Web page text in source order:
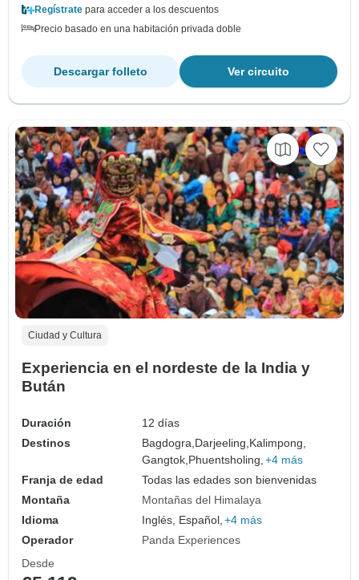
Regístrate para acceder a los descuentos
Precio basado en una habitación privada doble
Ver circuito
Descargar folleto
Ciudad y Cultura
Experiencia en el nordeste de la India y
Bután
Duración
12 días
Destinos
Bagdogra,Darjeeling,Kalimpong,
Gangtok,Phuentsholing, +4 más
Franja de edad
Todas las edades son bienvenidas
Montaña
Montañas del Himalaya
Idioma
Inglés, Español, +4 más
Operador
Panda Experiences
Desde